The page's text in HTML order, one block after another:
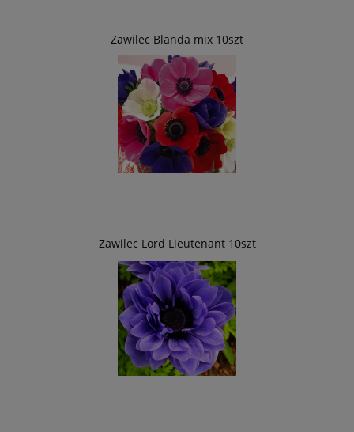
Zawilec Blanda mix 10szt
Zawilec Lord Lieutenant 10szt